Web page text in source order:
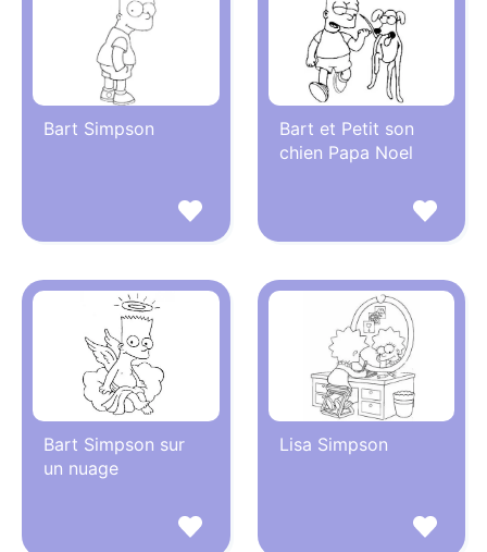
Bart Simpson
Bart et Petit son
chien Papa Noel
Bart Simpson sur
un nuage
Lisa Simpson